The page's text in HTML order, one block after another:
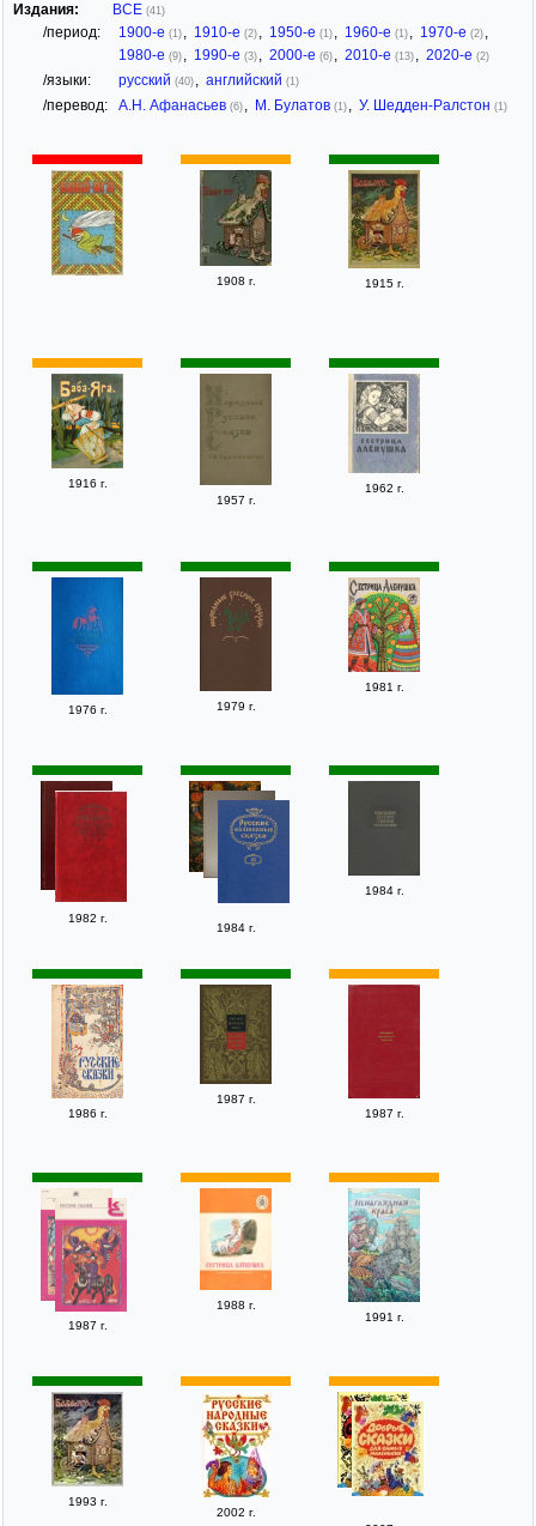
Издания: ВСЕ (41)
/период: 1900-е (1) , 1910-е (2) , 1950-е (1) , 1960-е (1) , 1970-е (2) ,
1980-е (9) , 1990-е (3) , 2000-е (6) , 2010-е (13) , 2020-е (2)
/языки: русский (40) , английский (1)
/перевод: А.Н. Афанасьев (6) , М. Булатов (1) , У. Шедден-Ралстон (1)
1908 г. 1915 г.
1916 г.
1957 г.
1962 г.
1976 г. 1979 г.
1981 г.
1982 г.
1984 г.
1984 г.
1986 г.
1987 г.
1987 г.
1987 г.
1988 г.
1991 г.
1993 г.
2002 г.